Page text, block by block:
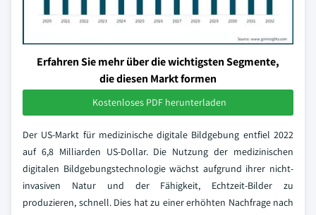
Erfahren Sie mehr über die wichtigsten Segmente,
die diesen Markt formen
Kostenloses PDF herunterladen
Der US-Markt für medizinische digitale Bildgebung entfiel 2022
auf 6,8 Milliarden US-Dollar. Die Nutzung der medizinischen
digitalen Bildgebungstechnologie wächst aufgrund ihrer nicht-
invasiven Natur und der Fähigkeit, Echtzeit-Bilder zu
produzieren, schnell. Dies hat zu einer erhöhten Nachfrage nach